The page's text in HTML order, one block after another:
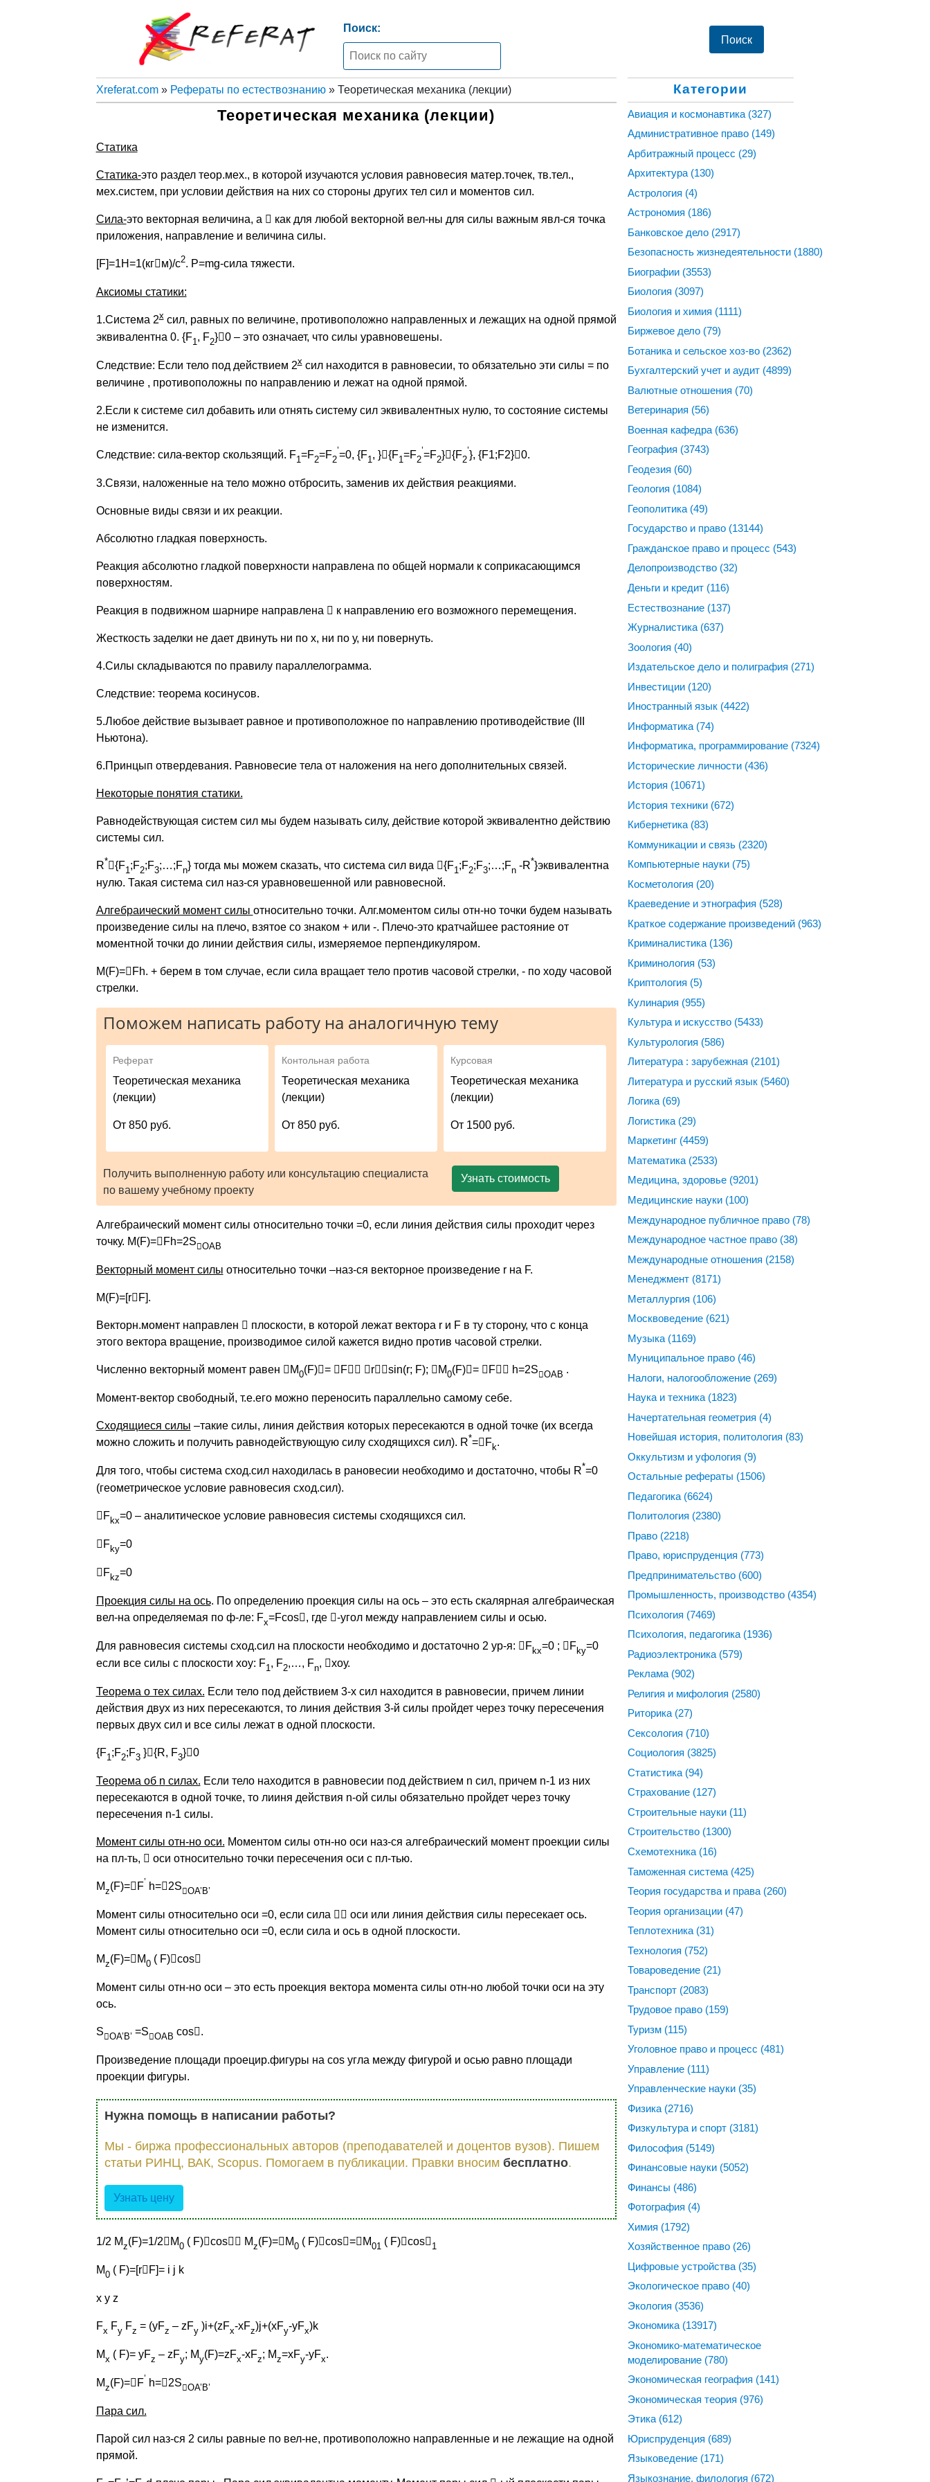
Поиск:
Xreferat.com» Рефераты по естествознанию» Теоретическая механика (лекции)
Теоретическая механика (лекции)
Статика
Статика-это раздел теор.мех., в которой изучаются условия равновесия матер.точек, тв.тел.,
мех.систем, при условии действия на них со стороны других тел сил и моментов сил.
Сила-это векторная величина, а  как для любой векторной вел-ны для силы важным явл-ся точка
приложения, направление и величина силы.
[F]=1H=1(кгм)/с2. Р=mg-сила тяжести.
Аксиомы статики:
1.Система 2хсил, равных по величине, противоположно направленных и лежащих на одной прямой
эквивалентна 0. {F1 , F2}0 – это означает, что силы уравновешены.
Следствие: Если тело под действием 2хсил находится в равновесии, то обязательно эти силы = по
величине , противоположны по направлению и лежат на одной прямой.
2.Если к системе сил добавить или отнять систему сил эквивалентных нулю, то состояние системы
не изменится.
Следствие: сила-вектор скользящий. F1 =F2=F2
’=0, {F1 , }{F1 =F2
’=F2}{F2
’}, {F1;F2}0.
3.Связи, наложенные на тело можно отбросить, заменив их действия реакциями.
Основные виды связи и их реакции.
Абсолютно гладкая поверхность.
Реакция абсолютно гладкой поверхности направлена по общей нормали к соприкасающимся
поверхностям.
Реакция в подвижном шарнире направлена  к направлению его возможного перемещения.
Жесткость заделки не дает двинуть ни по х, ни по у, ни повернуть.
4.Силы складываются по правилу параллелограмма.
Следствие: теорема косинусов.
5.Любое действие вызывает равное и противоположное по направлению противодействие (III
Ньютона).
6.Принцып отвердевания. Равновесие тела от наложения на него дополнительных связей.
Некоторые понятия статики.
Равнодействующая систем сил мы будем называть силу, действие которой эквивалентно действию
системы сил.
R*{F1 ;F2;F3;…;Fn} тогда мы можем сказать, что система сил вида {F1 ;F2;F3;…;Fn -R*}эквивалентна
нулю. Такая система сил наз-ся уравновешенной или равновесной.
Алгебраический момент силы относительно точки. Алг.моментом силы отн-но точки будем называть
произведение силы на плечо, взятое со знаком + или -. Плечо-это кратчайшее растояние от
моментной точки до линии действия силы, измеряемое перпендикуляром.
М(F)= Fh. + берем в том случае, если сила вращает тело против часовой стрелки, - по ходу часовой
стрелки.
Поможем написать работу на аналогичную тему
Реферат
Теоретическая механика
(лекции)
От 850 руб.
Контольная работа
Теоретическая механика
(лекции)
От 850 руб.
Курсовая
Теоретическая механика
(лекции)
От 1500 руб.
Получить выполненную работу или консультацию специалиста
по вашему учебному проекту
Узнать стоимость
Алгебраический момент силы относительно точки =0, если линия действия силы проходит через
точку. М(F)= Fh=2SOAB
Векторный момент силы относительно точки –наз-ся векторное произведение r на F.
М(F)=[r F].
Векторн.момент направлен  плоскости, в которой лежат вектора r и F в ту сторону, что с конца
этого вектора вращение, производимое силой кажется видно против часовой стрелки.
Численно векторный момент равен  М0(F)=  F rsin(r; F);  М0(F)=  F h=2SOAB .
Момент-вектор свободный, т.е.его можно переносить параллельно самому себе.
Сходящиеся силы –такие силы, линия действия которых пересекаются в одной точке (их всегда
можно сложить и получить равнодействующую силу сходящихся сил). R*= Fk.
Для того, чтобы система сход.сил находилась в рановесии необходимо и достаточно, чтобы R*=0
(геометрическое условие равновесия сход.сил).
Fkх=0 – аналитическое условие равновесия системы сходящихся сил.
Fkу=0
Fkz=0
Проекция силы на ось. По определению проекция силы на ось – это есть скалярная алгебраическая
вел-на определяемая по ф-ле: Fx=Fcos, где -угол между направлением силы и осью.
Для равновесия системы сход.сил на плоскости необходимо и достаточно 2 ур-я:  Fkх=0 ;  Fkу=0
если все силы с плоскости хоу: F1 , F2,…, Fn, хоу.
Теорема о тех силах. Если тело под действием 3-х сил находится в равновесии, причем линии
действия двух из них пересекаются, то линия действия 3-й силы пройдет через точку пересечения
первых двух сил и все силы лежат в одной плоскости.
{F1 ;F2;F3 }{R, F3}0
Теорема об n силах. Если тело находится в равновесии под действием n сил, причем n-1 из них
пересекаются в одной точке, то лииня действия n-ой силы обязательно пройдет через точку
пересечения n-1 силы.
Момент силы отн-но оси. Моментом силы отн-но оси наз-ся алгебраический момент проекции силы
на пл-ть,  оси относительно точки пересечения оси с пл-тью.
Мz(F)= F’ h=2SOA’B’
Момент силы относительно оси =0, если сила  оси или линия действия силы пересекает ось.
Момент силы относительно оси =0, если сила и ось в одной плоскости.
Мz(F)= М0 ( F)cos
Момент силы отн-но оси – это есть проекция вектора момента силы отн-но любой точки оси на эту
ось.
SOA’B’ =SOAB cos.
Произведение площади проецир.фигуры на cos угла между фигурой и осью равно площади
проекции фигуры.
Нужна помощь в написании работы?
Мы - биржа профессиональных авторов (преподавателей и доцентов вузов). Пишем
статьи РИНЦ, ВАК, Scopus. Помогаем в публикации. Правки вносим бесплатно.
Узнать цену
1/2 Мz(F)=1/2 М0 ( F)cos Мz(F)= М0 ( F)cos= М01 ( F)cos 1
М0 ( F)=[r F]= i j k
x y z
Fx Fy Fz = (yFz – zFy )i+(zFx-xFz)j+(xFy-yFx)k
Мx ( F)= yFz – zFy; My(F)=zFx-xFz; Mz=xFy-yFx.
Мz(F)= F’ h=2SOA’B’
Пара сил.
Парой сил наз-ся 2 силы равные по вел-не, противоположно направленные и не лежащие на одной
прямой.
Категории
Авиация и космонавтика (327)
Административное право (149)
Арбитражный процесс (29)
Архитектура (130)
Астрология (4)
Астрономия (186)
Банковское дело (2917)
Безопасность жизнедеятельности (1880)
Биографии (3553)
Биология (3097)
Биология и химия (1111)
Биржевое дело (79)
Ботаника и сельское хоз-во (2362)
Бухгалтерский учет и аудит (4899)
Валютные отношения (70)
Ветеринария (56)
Военная кафедра (636)
География (3743)
Геодезия (60)
Геология (1084)
Геополитика (49)
Государство и право (13144)
Гражданское право и процесс (543)
Делопроизводство (32)
Деньги и кредит (116)
Естествознание (137)
Журналистика (637)
Зоология (40)
Издательское дело и полиграфия (271)
Инвестиции (120)
Иностранный язык (4422)
Информатика (74)
Информатика, программирование (7324)
Исторические личности (436)
История (10671)
История техники (672)
Кибернетика (83)
Коммуникации и связь (2320)
Компьютерные науки (75)
Косметология (20)
Краеведение и этнография (528)
Краткое содержание произведений (963)
Криминалистика (136)
Криминология (53)
Криптология (5)
Кулинария (955)
Культура и искусство (5433)
Культурология (586)
Литература : зарубежная (2101)
Литература и русский язык (5460)
Логика (69)
Логистика (29)
Маркетинг (4459)
Математика (2533)
Медицина, здоровье (9201)
Медицинские науки (100)
Международное публичное право (78)
Международное частное право (38)
Международные отношения (2158)
Менеджмент (8171)
Металлургия (106)
Москвоведение (621)
Музыка (1169)
Муниципальное право (46)
Налоги, налогообложение (269)
Наука и техника (1823)
Начертательная геометрия (4)
Новейшая история, политология (83)
Оккультизм и уфология (9)
Остальные рефераты (1506)
Педагогика (6624)
Политология (2380)
Право (2218)
Право, юриспруденция (773)
Предпринимательство (600)
Промышленность, производство (4354)
Психология (7469)
Психология, педагогика (1936)
Радиоэлектроника (579)
Реклама (902)
Религия и мифология (2580)
Риторика (27)
Сексология (710)
Социология (3825)
Статистика (94)
Страхование (127)
Строительные науки (11)
Строительство (1300)
Схемотехника (16)
Таможенная система (425)
Теория государства и права (260)
Теория организации (47)
Теплотехника (31)
Технология (752)
Товароведение (21)
Транспорт (2083)
Трудовое право (159)
Туризм (115)
Уголовное право и процесс (481)
Управление (111)
Управленческие науки (35)
Физика (2716)
Физкультура и спорт (3181)
Философия (5149)
Финансовые науки (5052)
Финансы (486)
Фотография (4)
Химия (1792)
Хозяйственное право (26)
Цифровые устройства (35)
Экологическое право (40)
Экология (3536)
Экономика (13917)
Экономико-математическое
моделирование (780)
Экономическая география (141)
Экономическая теория (976)
Этика (612)
Юриспруденция (689)
Языковедение (171)
Языкознание, филология (672)